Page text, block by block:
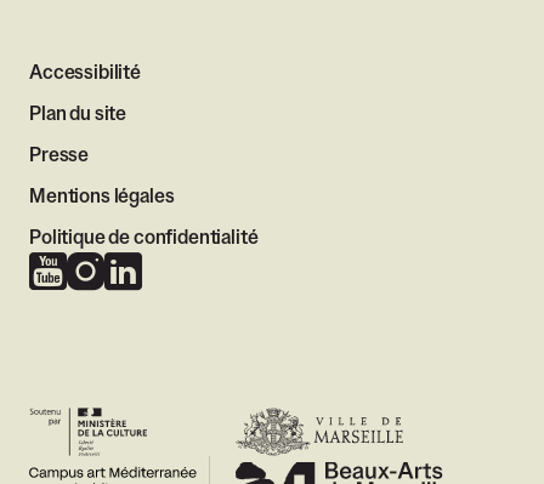
Accessibilité
Plan du site
Presse
Mentions légales
Politique de confidentialité